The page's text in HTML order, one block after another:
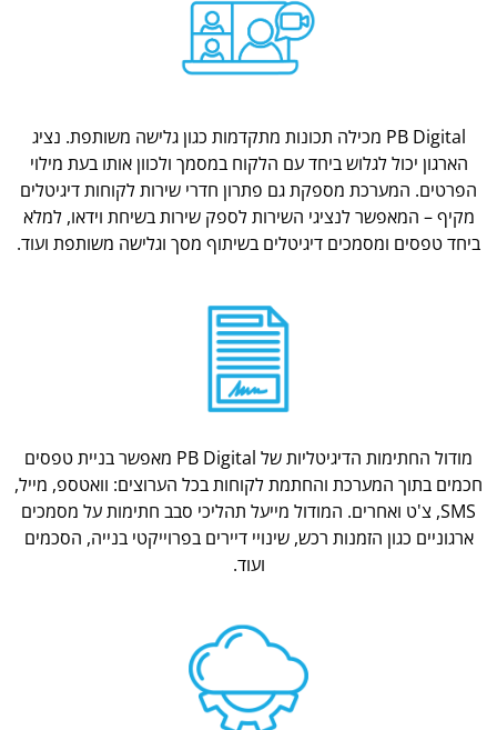
PB Digital מכילה תכונות מתקדמות כגון גלישה משותפת. נציג
הארגון יכול לגלוש ביחד עם הלקוח במסמך ולכוון אותו בעת מילוי
הפרטים. המערכת מספקת גם פתרון חדרי שירות לקוחות דיגיטלים
מקיף – המאפשר לנציגי השירות לספק שירות בשיחת וידאו, למלא
ביחד טפסים ומסמכים דיגיטלים בשיתוף מסך וגלישה משותפת ועוד.
מודול החתימות הדיגיטליות של PB Digital מאפשר בניית טפסים
חכמים בתוך המערכת והחתמת לקוחות בכל הערוצים: וואטספ, מייל,
SMS, צ'ט ואחרים. המודול מייעל תהליכי סבב חתימות על מסמכים
ארגוניים כגון הזמנות רכש, שינויי דיירים בפרוייקטי בנייה, הסכמים
ועוד.